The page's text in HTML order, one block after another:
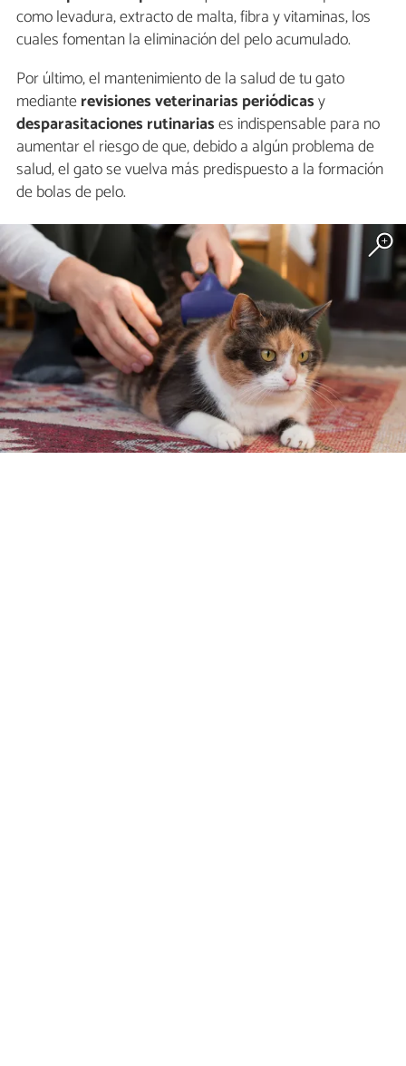
como levadura, extracto de malta, fibra y vitaminas, los
cuales fomentan la eliminación del pelo acumulado.
Por último, el mantenimiento de la salud de tu gato
medianterevisiones veterinarias periódicasy
desparasitaciones rutinariases indispensable para no
aumentar el riesgo de que, debido a algún problema de
salud, el gato se vuelva más predispuesto a la formación
de bolas de pelo.